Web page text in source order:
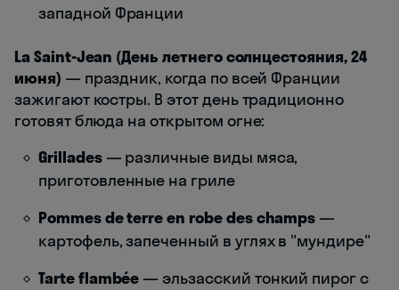
западной Франции
La Saint-Jean (День летнего солнцестояния, 24
июня) — праздник, когда по всей Франции
зажигают костры. В этот день традиционно
готовят блюда на открытом огне:
Grillades— различные виды мяса,
приготовленные на гриле
Pommes de terre en robe des champs —
картофель, запеченный в углях в "мундире"
Tarte flambée — эльзасский тонкий пирог с